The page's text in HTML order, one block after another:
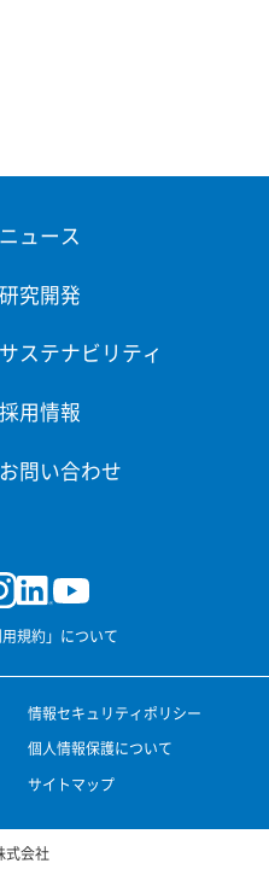
ニュース
研究開発
サステナビリティ
採用情報
お問い合わせ
規約」について
情報セキュリティポリシー
個人情報保護について
サイトマップ
式会社